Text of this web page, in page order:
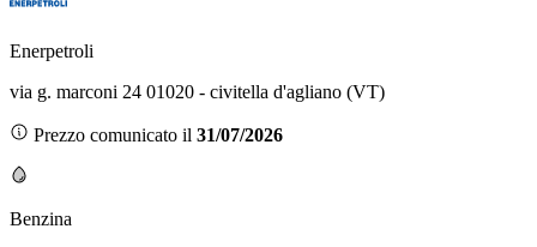
Enerpetroli
via g. marconi 24 01020 - civitella d'agliano (VT)
Prezzo comunicato il 31/07/2026
Benzina